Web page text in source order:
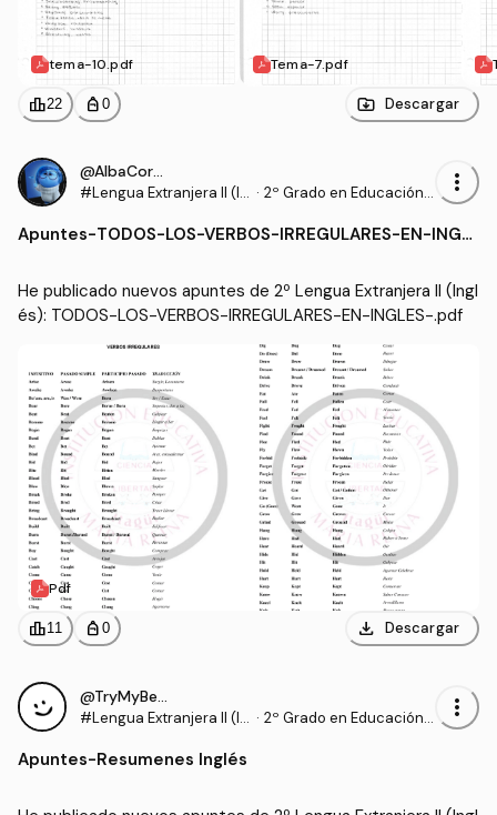
tema-10.pdf Tema-7.pdf
leaderboard22 personal_bag 0 Descargar
@AlbaCordero
#Lengua Extranjera II (In · 2º Grado en Educación P
more_vert
Apuntes-TODOS-LOS-VERBOS-IRREGULARES-EN-INGL
He publicado nuevos apuntes de 2º Lengua Extranjera II (Ingl
és): TODOS-LOS-VERBOS-IRREGULARES-EN-INGLES-.pdf
Pdf
leaderboard11 personal_bag 0 download Descargar
@TryMyBest
#Lengua Extranjera II (In · 2º Grado en Educación P
more_vert
Apuntes-Resumenes Inglés